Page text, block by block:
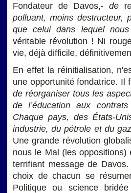
Fondateur de Davos,- de r
polluant, moins destructeur,
que celui dans lequel nous
véritable révolution ! Ni
vie, déjà difficile,
En effet la réinitialisation,
une opportunité fondatrice. Il
de réorganiser tous les
de l’éducation aux
Chaque pays, des États-
industrie, du pétrole et du
Une grande révolution
nous le Mal (les
terrifiant message de
choix de chacun se
Politique ou science